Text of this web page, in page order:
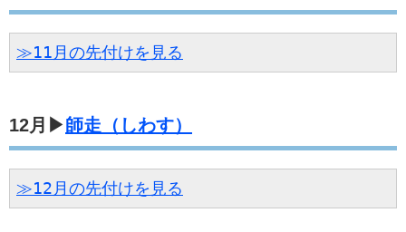
≫11月の先付けを見る
12月▶師走（しわす）
≫12月の先付けを見る